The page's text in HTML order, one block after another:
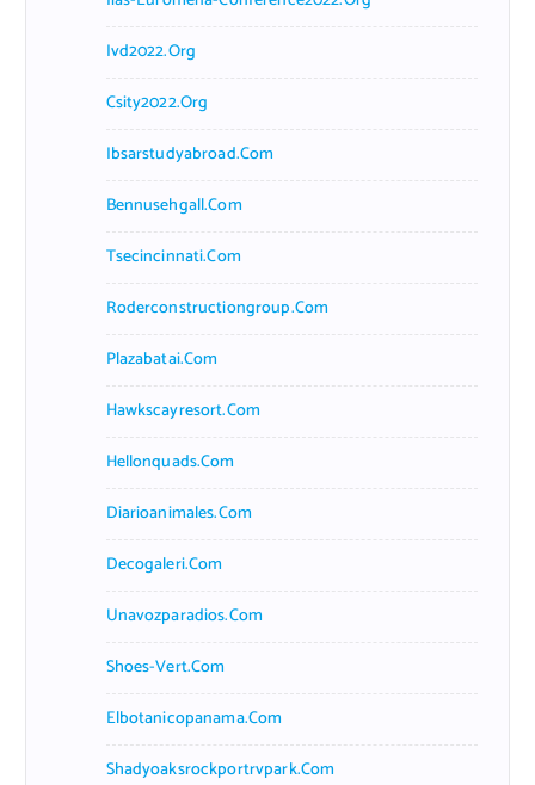
Ivd2022.org
Csity2022.org
Ibsarstudyabroad.com
Bennusehgall.com
Tsecincinnati.com
Roderconstructiongroup.com
Plazabatai.com
Hawkscayresort.com
Hellonquads.com
Diarioanimales.com
Decogaleri.com
Unavozparadios.com
Shoes-Vert.com
Elbotanicopanama.com
Shadyoaksrockportrvpark.com